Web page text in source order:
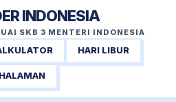
INDONESIA
SKB 3 MENTERI INDONESIA
HARI LIBUR
HALAMAN